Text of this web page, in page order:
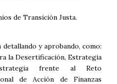
de Transición Justa.
y aprobando, como:
la Desertificación, Estrategia
frente al Reto
de Acción de Finanzas